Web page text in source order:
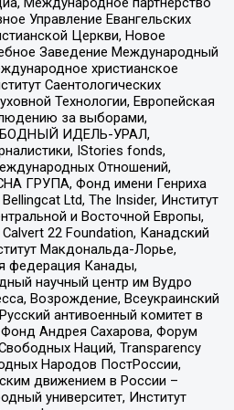
Управление Евангельских
Церкви, Новое
Заведение Международный
христианское
Саентологических
Технологии, Европейская
за выборами,
ИДЕЛЬ-УРАЛ,
IStories fonds,
Отношений,
ГРУПА, Фонд имени Генриха
Ltd, The Insider, Институт
и Восточной Европы,
22 Foundation, Канадский
Макдональда-Лорье,
федерация Канады,
научный центр им Вудро
Возрождение, Всеукраинский
антивоенный комитет в
Андрея Сахарова, Форум
Наций, Transparеncy
Народов ПостРоссии,
движением в России –
университет, Институт